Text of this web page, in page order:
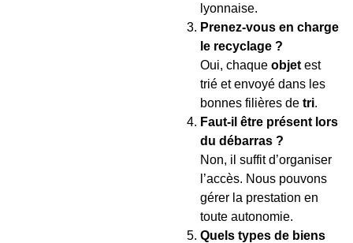
lyonnaise.
Prenez-vous en charge
le recyclage ?
Oui, chaque objet est
trié et envoyé dans les
bonnes filières de tri.
Faut-il être présent lors
du débarras ?
Non, il suffit d’organiser
l’accès. Nous pouvons
gérer la prestation en
toute autonomie.
Quels types de biens